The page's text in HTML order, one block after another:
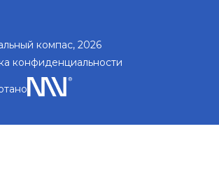
компас, 2026
конфиденциальности